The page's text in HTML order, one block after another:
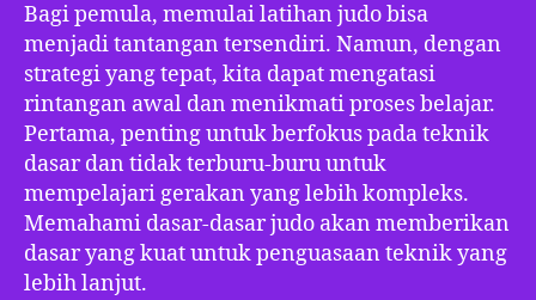
Bagi pemula, memulai latihan judo bisa
menjadi tantangan tersendiri. Namun, dengan
strategi yang tepat, kita dapat mengatasi
rintangan awal dan menikmati proses belajar.
Pertama, penting untuk berfokus pada teknik
dasar dan tidak terburu-buru untuk
mempelajari gerakan yang lebih kompleks.
Memahami dasar-dasar judo akan memberikan
dasar yang kuat untuk penguasaan teknik yang
lebih lanjut.